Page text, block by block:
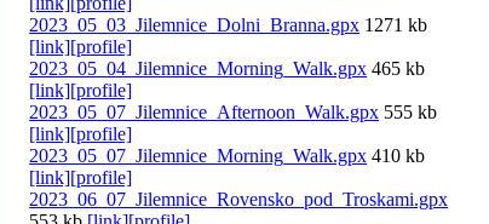
2023_05_03_Jilemnice_Dolni_Branna.gpx 1271 kb
[link][profile]
2023_05_04_Jilemnice_Morning_Walk.gpx 465 kb
[link][profile]
2023_05_07_Jilemnice_Afternoon_Walk.gpx 555 kb
[link][profile]
2023_05_07_Jilemnice_Morning_Walk.gpx 410 kb
[link][profile]
2023_06_07_Jilemnice_Rovensko_pod_Troskami.gpx